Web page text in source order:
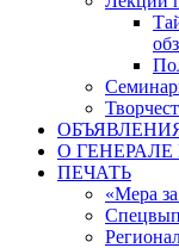
О ГЕНЕРАЛЕ
ПЕЧАТЬ
«Мера